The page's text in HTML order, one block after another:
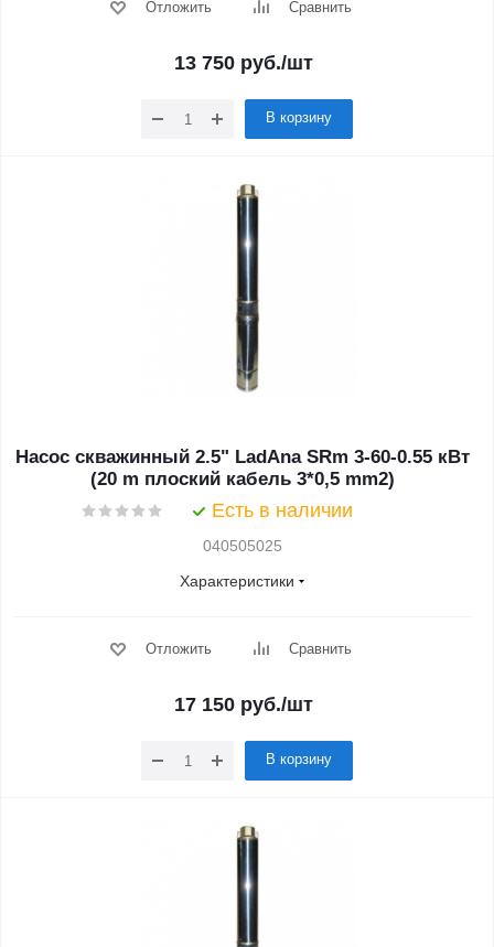
Отложить Сравнить
13 750руб./шт
В корзину
Насос скважинный 2.5" LadAna SRm 3-60-0.55 кВт
(20 m плоский кабель 3*0,5 mm2)
Есть в наличии
040505025
Характеристики
Отложить Сравнить
17 150руб./шт
В корзину